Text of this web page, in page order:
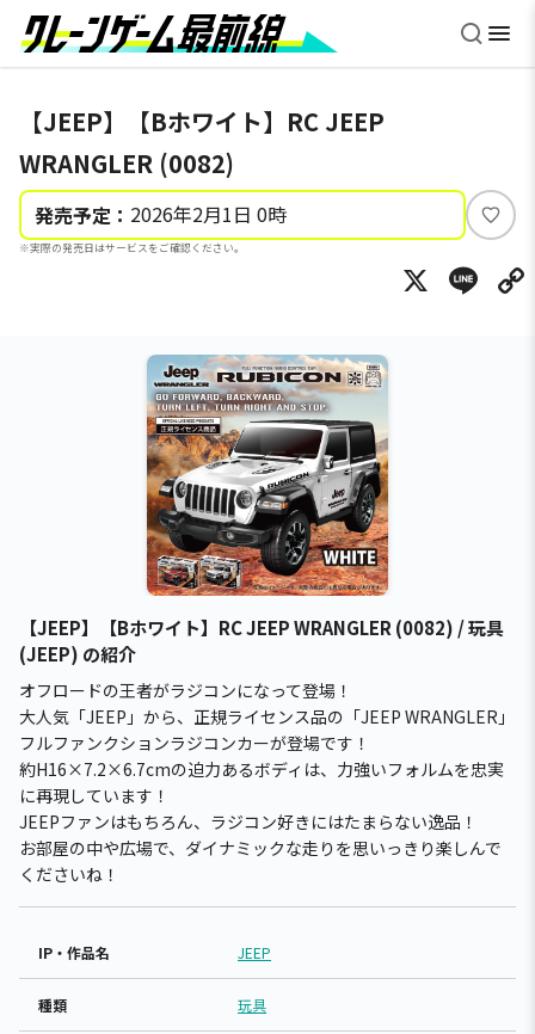
【JEEP】【Bホワイト】RC JEEP
WRANGLER (0082)
発売予定： 2026年2月1日 0時
※実際の発売日はサービスをご確認ください。
い
ね
X
【JEEP】【Bホワイト】RC JEEP WRANGLER (0082) / 玩具
(JEEP) の紹介
オフロードの王者がラジコンになって登場！
大人気「JEEP」から、正規ライセンス品の「JEEP WRANGLER」
フルファンクションラジコンカーが登場です！
約H16×7.2×6.7cmの迫力あるボディは、力強いフォルムを忠実
に再現しています！
JEEPファンはもちろん、ラジコン好きにはたまらない逸品！
お部屋の中や広場で、ダイナミックな走りを思いっきり楽しんで
くださいね！
IP・作品名 JEEP
種類 玩具